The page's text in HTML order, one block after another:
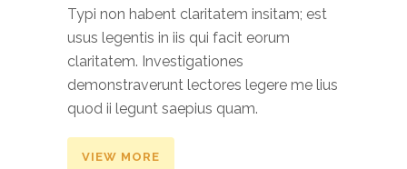
Typi non habent claritatem insitam; est
usus legentis in iis qui facit eorum
claritatem. Investigationes
demonstraverunt lectores legere me lius
quod ii legunt saepius quam.
VIEW MORE